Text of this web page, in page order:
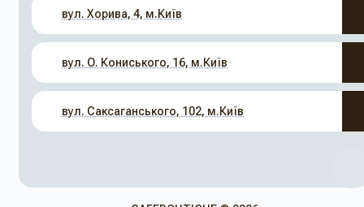
вул. Хорива, 4, м.Київ
вул. О. Кониського, 16, м.Київ
вул. Саксаганського, 102, м.Київ